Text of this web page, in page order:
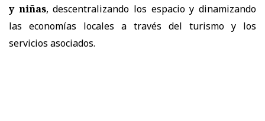
y niñas, descentralizando los espacio y dinamizando
las economías locales a través del turismo y los
servicios asociados.